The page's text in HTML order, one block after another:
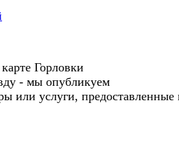
Горловки
- мы опубликуем
или услуги, предоставленные